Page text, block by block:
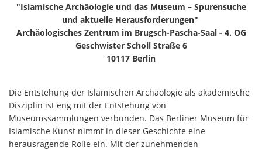
"Islamische Archäologie und das Museum – Spurensuche
und aktuelle Herausforderungen"
Archäologisches Zentrum im Brugsch-Pascha-Saal - 4. OG
Geschwister Scholl Straße 6
10117 Berlin
Die Entstehung der Islamischen Archäologie als akademische
Disziplin ist eng mit der Entstehung von
Museumssammlungen verbunden. Das Berliner Museum für
Islamische Kunst nimmt in dieser Geschichte eine
herausragende Rolle ein. Mit der zunehmenden